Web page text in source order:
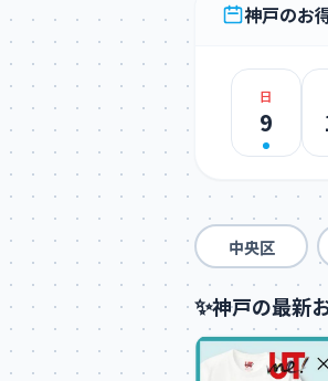
神戸のお
日
9
中央区
✨神戸の最新